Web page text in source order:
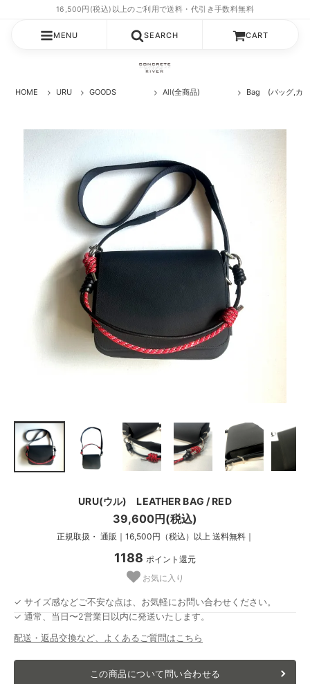
MENU SEARCH CART
HOME URU GOODS All(全商品) Bag (バッグ,カ
URU(ウル) LEATHER BAG / RED
39,600円(税込)
正規取扱・ 通販｜16,500円（税込）以上 送料無料｜
1188 ポイント還元
お気に入り
✓ サイズ感などご不安な点は、お気軽にお問い合わせください。
✓ 通常、当日〜2営業日以内に発送いたします。
配送・返品交換など、よくあるご質問はこちら
この商品について問い合わせる